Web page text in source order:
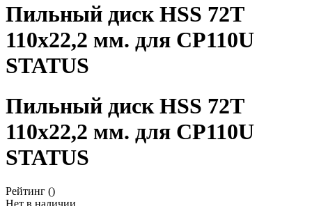
Пильный диск HSS 72Т
110x22,2 мм. для CP110U
STATUS
Пильный диск HSS 72Т
110x22,2 мм. для CP110U
STATUS
Рейтинг ()